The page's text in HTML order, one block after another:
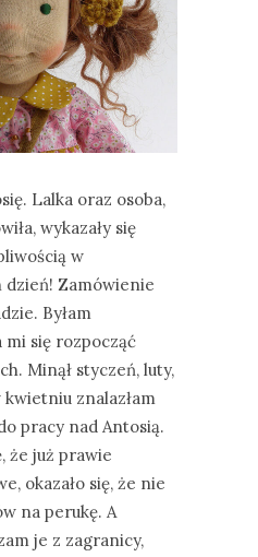
Lalka oraz osoba,
wykazały się
w
Zamówienie
Byłam
mi się rozpocząć
Minął styczeń, luty,
znalazłam
pracy nad Antosią.
że już prawie
okazało się, że nie
na perukę. A
je z zagranicy,